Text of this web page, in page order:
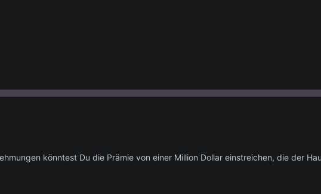
könntest Du die Prämie von einer Million Dollar einstreichen, die der